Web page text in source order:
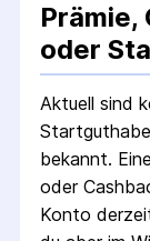
Prämie,
oder
Aktuell sind
bekannt.
oder
Konto